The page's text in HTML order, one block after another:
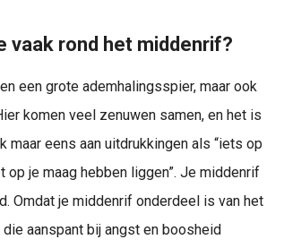
vaak rond het middenrif?
een grote ademhalingsspier, maar ook
komen veel zenuwen samen, en het is
eens aan uitdrukkingen als “iets op
op je maag hebben liggen”. Je middenrif
Omdat je middenrif onderdeel is van het
aanspant bij angst en boosheid